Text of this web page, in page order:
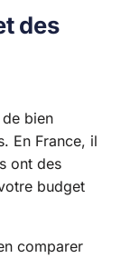
des
bien
En France, il
ont des
budget
comparer